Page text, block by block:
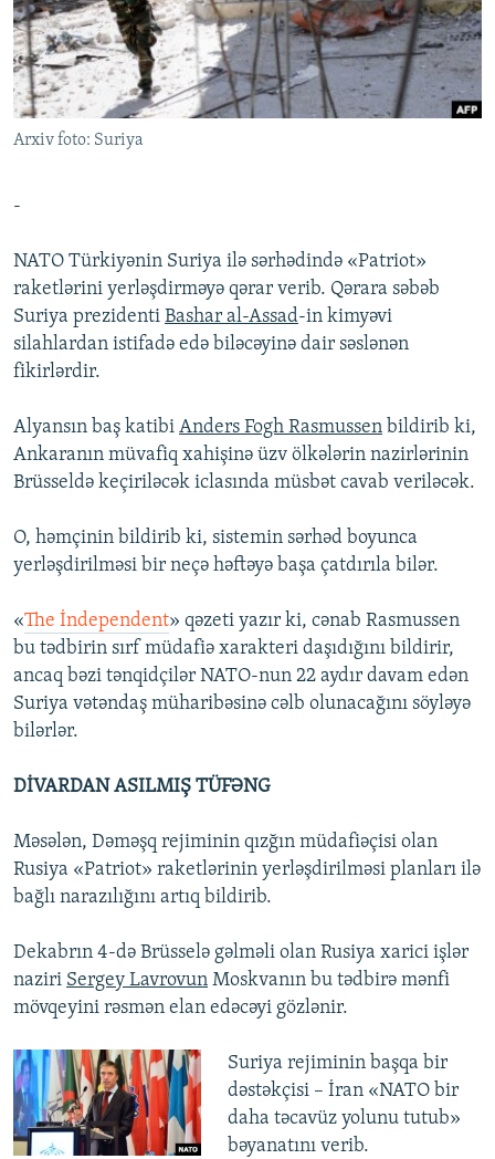
İNFOQRAFIKA
KARIKATURA
AZƏRBAYCAN ƏDƏBIYYATI KITABXANASI
İSLAM VƏ DEMOKRATIYA
İZ - MƏDƏNIYYƏT PROQRAMI
MISSIYAMIZ
PEŞƏ ETIKASI VƏ JURNALISTIKA STANDARTLARIMIZ
MATERIALLARIMIZDAN ISTIFADƏ
AZADLIQRADIOSU MOBIL TELEFONUNUZDA
BIZI IZLƏ
RFE/RL-in bütün saytları
Arxiv foto: Suriya
-
NATO Türkiyənin Suriya ilə sərhədində «Patriot»
raketlərini yerləşdirməyə qərar verib. Qərara səbəb
Suriya prezidenti Bashar al-Assad-in kimyəvi
silahlardan istifadə edə biləcəyinə dair səslənən
fikirlərdir.
Alyansın baş katibi Anders Fogh Rasmussen bildirib ki,
Ankaranın müvafiq xahişinə üzv ölkələrin nazirlərinin
Brüsseldə keçiriləcək iclasında müsbət cavab veriləcək.
O, həmçinin bildirib ki, sistemin sərhəd boyunca
yerləşdirilməsi bir neçə həftəyə başa çatdırıla bilər.
«The İndependent» qəzeti yazır ki, cənab Rasmussen
bu tədbirin sırf müdafiə xarakteri daşıdığını bildirir,
ancaq bəzi tənqidçilər NATO-nun 22 aydır davam edən
Suriya vətəndaş müharibəsinə cəlb olunacağını söyləyə
bilərlər.
DİVARDAN ASILMIŞ TÜFƏNG
Məsələn, Dəməşq rejiminin qızğın müdafiəçisi olan
Rusiya «Patriot» raketlərinin yerləşdirilməsi planları ilə
bağlı narazılığını artıq bildirib.
Dekabrın 4-də Brüsselə gəlməli olan Rusiya xarici işlər
naziri Sergey Lavrovun Moskvanın bu tədbirə mənfi
mövqeyini rəsmən elan edəcəyi gözlənir.
Suriya rejiminin başqa bir
dəstəkçisi – İran «NATO bir
daha təcavüz yolunu tutub»
bəyanatını verib.